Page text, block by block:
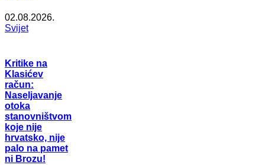
02.08.2026.
Svijet
Kritike na
Klasićev
račun:
Naseljavanje
otoka
stanovništvom
koje nije
hrvatsko, nije
palo na pamet
ni Brozu!